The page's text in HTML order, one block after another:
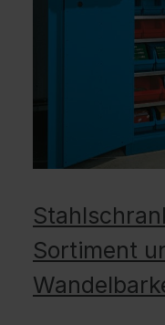
Sortiment